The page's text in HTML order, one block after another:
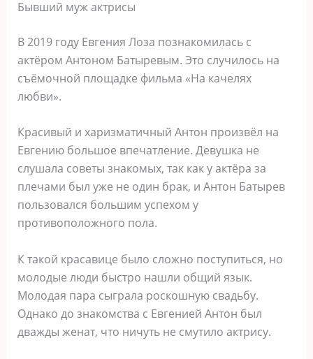
Бывший муж актрисы
В 2019 году Евгения Лоза познакомилась с
актёром Антоном Батыревым. Это случилось на
съёмочной площадке фильма «На качелях
любви».
Красивый и харизматичный Антон произвёл на
Евгению большое впечатление. Девушка не
слушала советы знакомых, так как у актёра за
плечами был уже не один брак, и Антон Батырев
пользовался большим успехом у
противоположного пола.
К такой красавице было сложно поступиться, но
молодые люди быстро нашли общий язык.
Молодая пара сыграла роскошную свадьбу.
Однако до знакомства с Евгенией Антон был
дважды женат, что ничуть не смутило актрису.